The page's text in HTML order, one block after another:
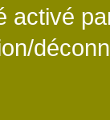
activé